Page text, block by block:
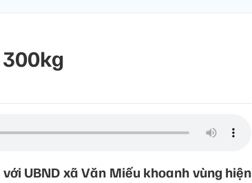
UBND xã Văn Miếu khoanh vùng hiện